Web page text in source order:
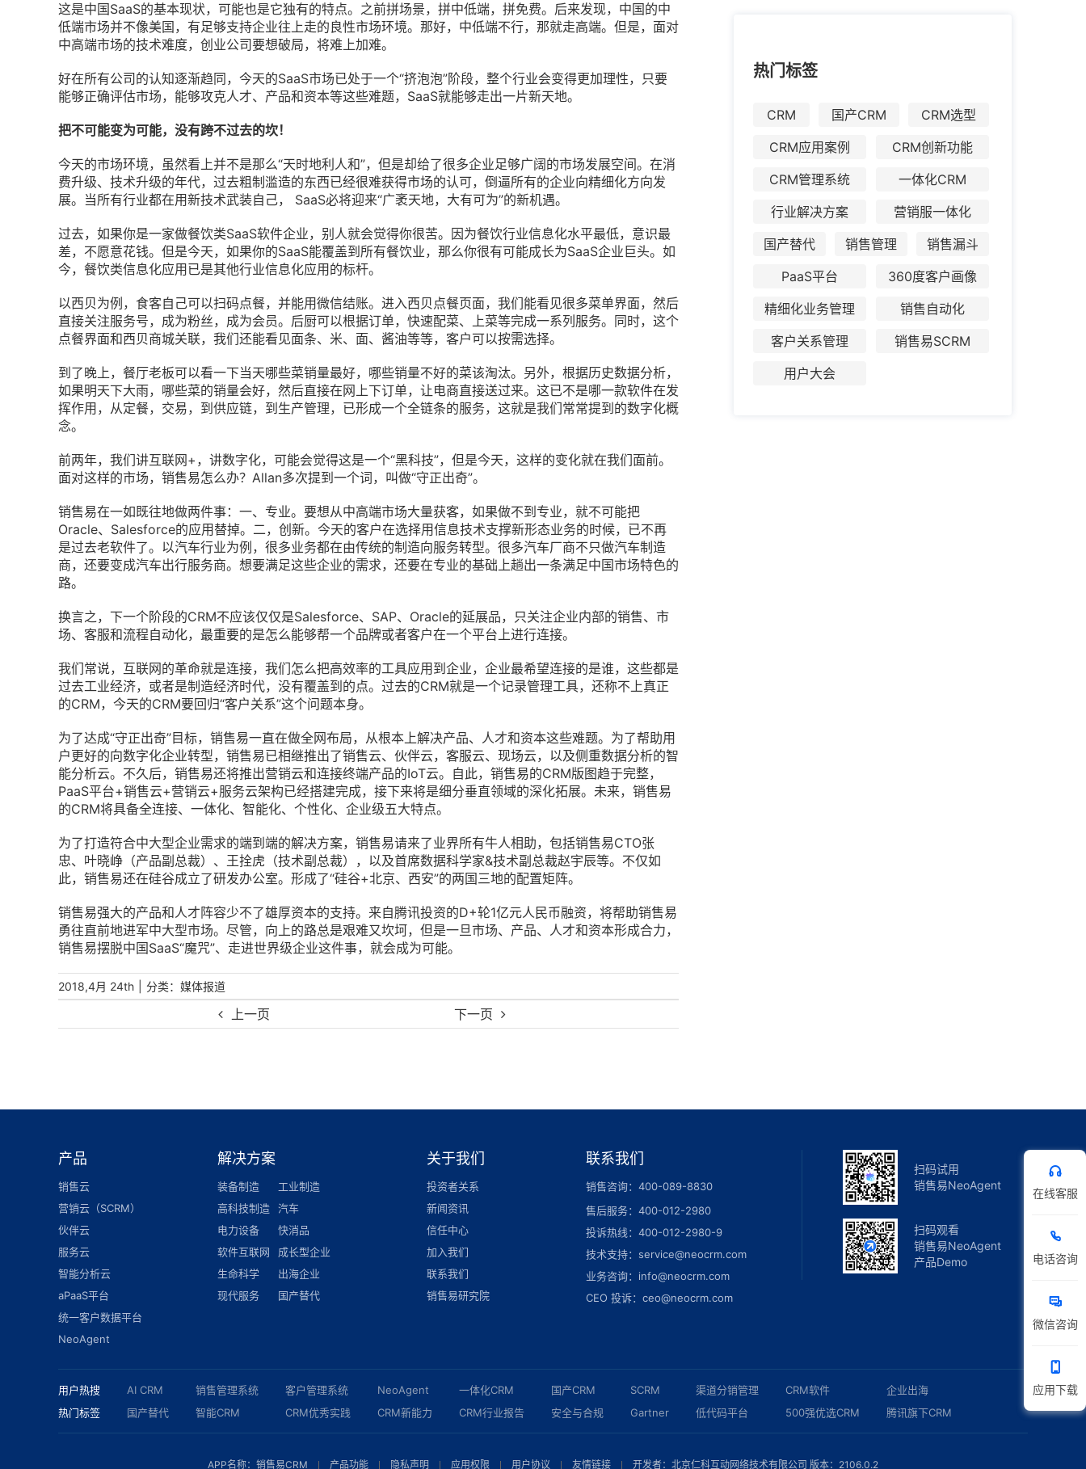
上一页 下一页
这是中国SaaS的基本现状，可能也是它独有的特点。之前拼场景，拼中低端，拼免费。后来发现，中国的中
低端市场并不像美国，有足够支持企业往上走的良性市场环境。那好，中低端不行，那就走高端。但是，面对
中高端市场的技术难度，创业公司要想破局，将难上加难。
好在所有公司的认知逐渐趋同，今天的SaaS市场已处于一个“挤泡泡”阶段，整个行业会变得更加理性，只要
能够正确评估市场，能够攻克人才、产品和资本等这些难题，SaaS就能够走出一片新天地。
把不可能变为可能，没有跨不过去的坎！
今天的市场环境，虽然看上并不是那么“天时地利人和”，但是却给了很多企业足够广阔的市场发展空间。在消
费升级、技术升级的年代，过去粗制滥造的东西已经很难获得市场的认可，倒逼所有的企业向精细化方向发
展。当所有行业都在用新技术武装自己， SaaS必将迎来“广袤天地，大有可为”的新机遇。
过去，如果你是一家做餐饮类SaaS软件企业，别人就会觉得你很苦。因为餐饮行业信息化水平最低，意识最
差，不愿意花钱。但是今天，如果你的SaaS能覆盖到所有餐饮业，那么你很有可能成长为SaaS企业巨头。如
今，餐饮类信息化应用已是其他行业信息化应用的标杆。
以西贝为例，食客自己可以扫码点餐，并能用微信结账。进入西贝点餐页面，我们能看见很多菜单界面，然后
直接关注服务号，成为粉丝，成为会员。后厨可以根据订单，快速配菜、上菜等完成一系列服务。同时，这个
点餐界面和西贝商城关联，我们还能看见面条、米、面、酱油等等，客户可以按需选择。
到了晚上，餐厅老板可以看一下当天哪些菜销量最好，哪些销量不好的菜该淘汰。另外，根据历史数据分析，
如果明天下大雨，哪些菜的销量会好，然后直接在网上下订单，让电商直接送过来。这已不是哪一款软件在发
挥作用，从定餐，交易，到供应链，到生产管理，已形成一个全链条的服务，这就是我们常常提到的数字化概
念。
前两年，我们讲互联网+，讲数字化，可能会觉得这是一个“黑科技”，但是今天，这样的变化就在我们面前。
面对这样的市场，销售易怎么办？Allan多次提到一个词，叫做“守正出奇”。
销售易在一如既往地做两件事：一、专业。要想从中高端市场大量获客，如果做不到专业，就不可能把
Oracle、Salesforce的应用替掉。二，创新。今天的客户在选择用信息技术支撑新形态业务的时候，已不再
是过去老软件了。以汽车行业为例，很多业务都在由传统的制造向服务转型。很多汽车厂商不只做汽车制造
商，还要变成汽车出行服务商。想要满足这些企业的需求，还要在专业的基础上趟出一条满足中国市场特色的
路。
换言之，下一个阶段的CRM不应该仅仅是Salesforce、SAP、Oracle的延展品，只关注企业内部的销售、市
场、客服和流程自动化，最重要的是怎么能够帮一个品牌或者客户在一个平台上进行连接。
我们常说，互联网的革命就是连接，我们怎么把高效率的工具应用到企业，企业最希望连接的是谁，这些都是
过去工业经济，或者是制造经济时代，没有覆盖到的点。过去的CRM就是一个记录管理工具，还称不上真正
的CRM，今天的CRM要回归“客户关系”这个问题本身。
为了达成“守正出奇”目标，销售易一直在做全网布局，从根本上解决产品、人才和资本这些难题。为了帮助用
户更好的向数字化企业转型，销售易已相继推出了销售云、伙伴云，客服云、现场云，以及侧重数据分析的智
能分析云。不久后，销售易还将推出营销云和连接终端产品的IoT云。自此，销售易的CRM版图趋于完整，
PaaS平台+销售云+营销云+服务云架构已经搭建完成，接下来将是细分垂直领域的深化拓展。未来，销售易
的CRM将具备全连接、一体化、智能化、个性化、企业级五大特点。
为了打造符合中大型企业需求的端到端的解决方案，销售易请来了业界所有牛人相助，包括销售易CTO张
忠、叶晓峥（产品副总裁）、王拴虎（技术副总裁），以及首席数据科学家&技术副总裁赵宇辰等。不仅如
此，销售易还在硅谷成立了研发办公室。形成了“硅谷+北京、西安”的两国三地的配置矩阵。
销售易强大的产品和人才阵容少不了雄厚资本的支持。来自腾讯投资的D+轮1亿元人民币融资，将帮助销售易
勇往直前地进军中大型市场。尽管，向上的路总是艰难又坎坷，但是一旦市场、产品、人才和资本形成合力，
销售易摆脱中国SaaS“魔咒”、走进世界级企业这件事，就会成为可能。
2018,4月 24th 分类： 媒体报道
热门标签
CRM 国产CRM
CRM选型
CRM应用案例
CRM创新功能
CRM管理系统
一体化CRM
行业解决方案
营销服一体化
国产替代
销售管理
销售漏斗
PaaS平台
360度客户画像
精细化业务管理
销售自动化
客户关系管理
销售易SCRM
用户大会
产品
销售云
营销云（SCRM）
伙伴云
服务云
智能分析云
aPaaS平台
统一客户数据平台
NeoAgent
解决方案
装备制造
工业制造
高科技制造
汽车
电力设备
快消品
软件互联网
成长型企业
生命科学
出海企业
现代服务
国产替代
关于我们
投资者关系
新闻资讯
信任中心
加入我们
联系我们
销售易研究院
联系我们
销售咨询：400-089-8830
售后服务：400-012-2980
投诉热线：400-012-2980-9
技术支持：service@neocrm.com
业务咨询：info@neocrm.com
CEO 投诉：ceo@neocrm.com
扫码试用
销售易NeoAgent
扫码观看
销售易NeoAgent
产品Demo
用户热搜
热门标签
AI CRM
国产替代
销售管理系统
智能CRM
客户管理系统
CRM优秀实践
NeoAgent
CRM新能力
一体化CRM
CRM行业报告
国产CRM
安全与合规
SCRM
Gartner
渠道分销管理
低代码平台
CRM软件
500强优选CRM
企业出海
腾讯旗下CRM
APP名称：销售易CRM 产品功能 隐私声明 应用权限 用户协议 友情链接 开发者：北京仁科互动网络技术有限公司 版本：2106.0.2
在线客服
电话咨询
微信咨询
应用下载